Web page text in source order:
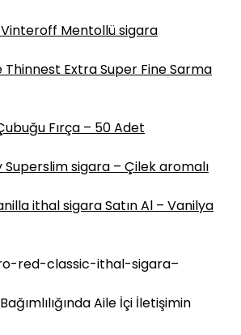
Mentollü sigara
Thinnest Extra Super Fine Sarma
Fırça – 50 Adet
sigara – Çilek aromalı
ithal sigara Satın Al – Vanilya
red-classic-ithal-sigara–
Aile İçi İletişimin